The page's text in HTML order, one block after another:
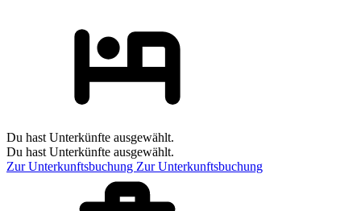
Du hast Unterkünfte ausgewählt.
Du hast Unterkünfte ausgewählt.
Zur Unterkunftsbuchung Zur Unterkunftsbuchung